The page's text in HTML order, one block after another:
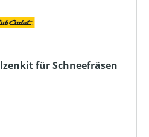
für Schneefräsen